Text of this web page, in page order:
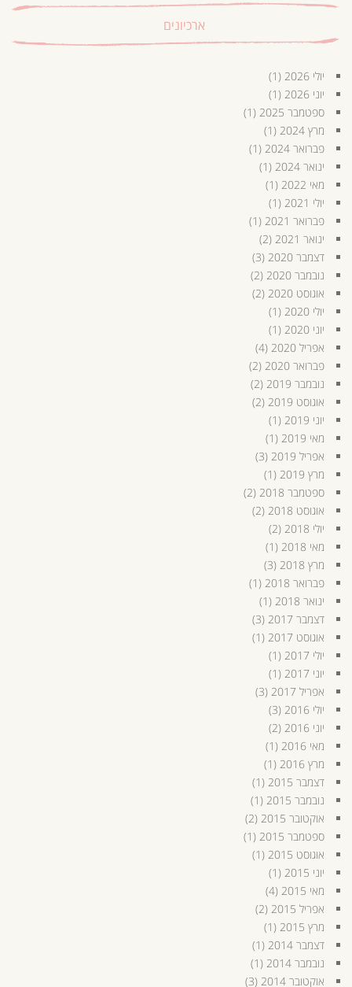
ארכיונים
יולי 2026
(1)
יוני 2026
(1)
ספטמבר 2025
(1)
מרץ 2024
(1)
פברואר 2024
(1)
ינואר 2024
(1)
מאי 2022
(1)
יולי 2021
(1)
פברואר 2021
(1)
ינואר 2021
(2)
דצמבר 2020
(3)
נובמבר 2020
(2)
אוגוסט 2020
(2)
יולי 2020
(1)
יוני 2020
(1)
אפריל 2020
(4)
פברואר 2020
(2)
נובמבר 2019
(2)
אוגוסט 2019
(2)
יוני 2019
(1)
מאי 2019
(1)
אפריל 2019
(3)
מרץ 2019
(1)
ספטמבר 2018
(2)
אוגוסט 2018
(2)
יולי 2018
(2)
מאי 2018
(1)
מרץ 2018
(3)
פברואר 2018
(1)
ינואר 2018
(1)
דצמבר 2017
(3)
אוגוסט 2017
(1)
יולי 2017
(1)
יוני 2017
(1)
אפריל 2017
(3)
יולי 2016
(3)
יוני 2016
(2)
מאי 2016
(1)
מרץ 2016
(1)
דצמבר 2015
(1)
נובמבר 2015
(1)
אוקטובר 2015
(2)
ספטמבר 2015
(1)
אוגוסט 2015
(1)
יוני 2015
(1)
מאי 2015
(4)
אפריל 2015
(2)
מרץ 2015
(1)
דצמבר 2014
(1)
נובמבר 2014
(1)
אוקטובר 2014
(3)